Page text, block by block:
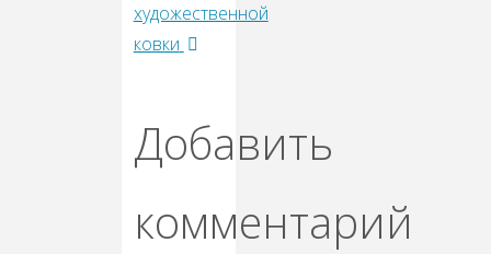
художественной
ковки
Добавить
комментарий